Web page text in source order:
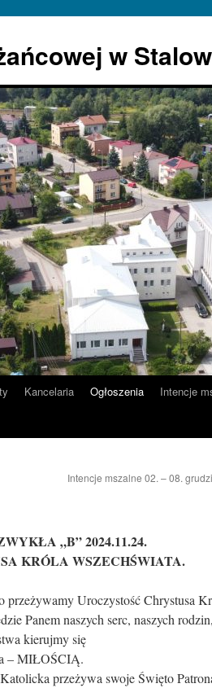
w
Kancelaria Ogłoszenia Intencje
Intencje mszalne 02. – 08.
„B” 2024.11.24.
KRÓLA WSZECHŚWIATA.
Uroczystość Chrystusa
Panem naszych serc, naszych
kierujmy się
– MIŁOŚCIĄ.
przeżywa swoje Święto